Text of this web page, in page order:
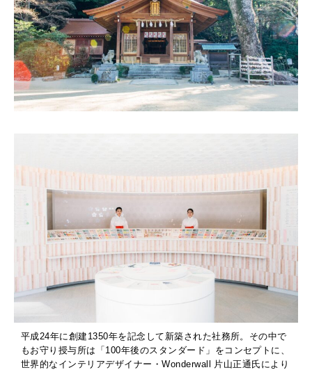
平成24年に創建1350年を記念して新築された社務所。その中で
もお守り授与所は「100年後のスタンダード」をコンセプトに、
世界的なインテリアデザイナー・Wonderwall 片山正通氏により